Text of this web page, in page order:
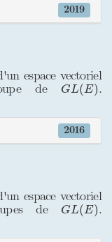
2019
espace vectoriel
de GL(E)
GL(E).
2016
espace vectoriel
de GL(E)
GL(E).